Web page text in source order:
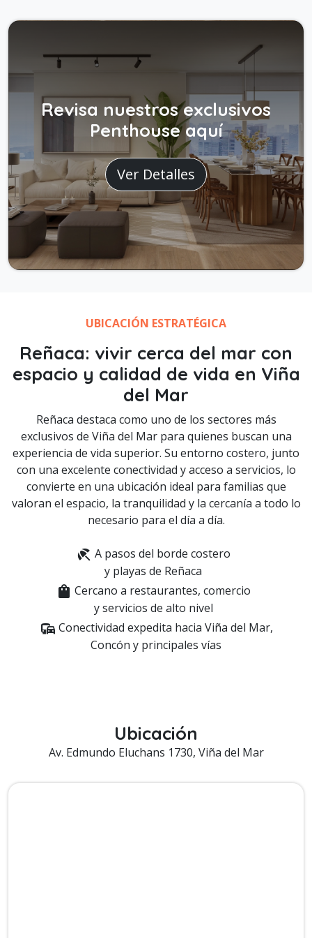
Revisa nuestros exclusivos
Penthouse aquí
Ver Detalles
UBICACIÓN ESTRATÉGICA
Reñaca: vivir cerca del mar con
espacio y calidad de vida en Viña
del Mar
Reñaca destaca como uno de los sectores más
exclusivos de Viña del Mar para quienes buscan una
experiencia de vida superior. Su entorno costero, junto
con una excelente conectividad y acceso a servicios, lo
convierte en una ubicación ideal para familias que
valoran el espacio, la tranquilidad y la cercanía a todo lo
necesario para el día a día.
beach_access A pasos del borde costero
y playas de Reñaca
shopping_bag Cercano a restaurantes, comercio
y servicios de alto nivel
commute Conectividad expedita hacia Viña del Mar,
Concón y principales vías
Ubicación
Av. Edmundo Eluchans 1730, Viña del Mar